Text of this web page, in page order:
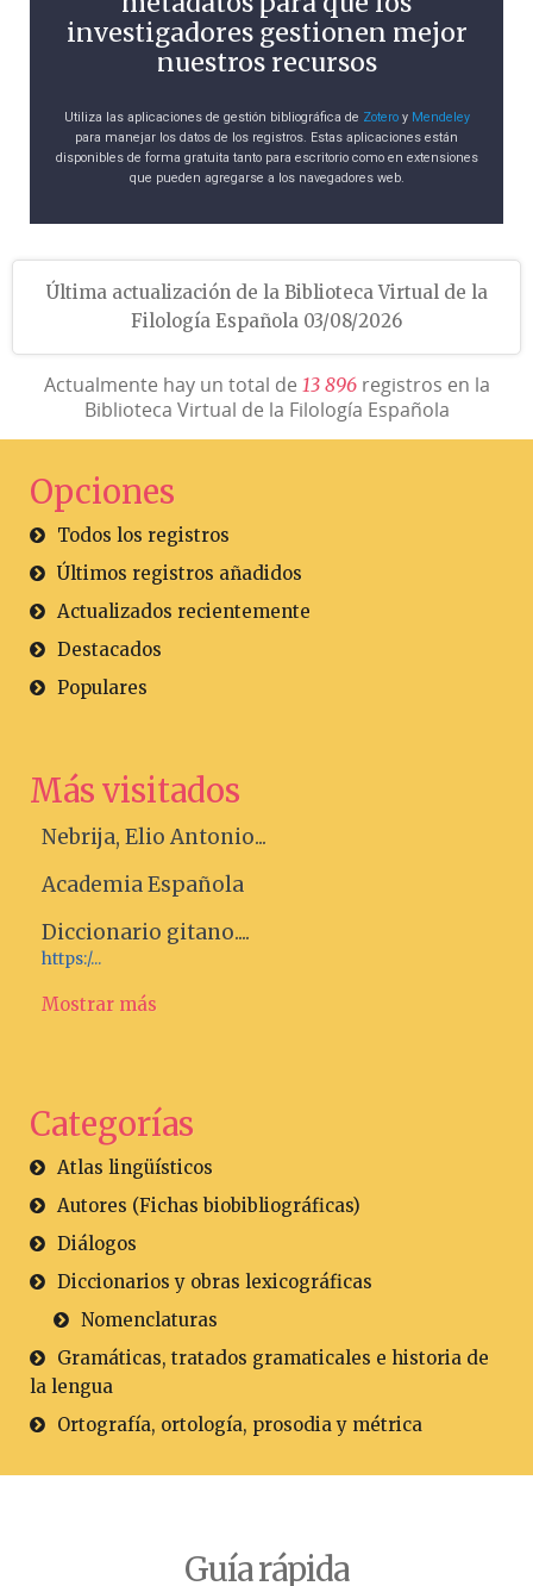
investigadores gestionen mejor
nuestros recursos
Utiliza las aplicaciones de gestión bibliográfica de Zoteroy Mendeley
para manejar los datos de los registros. Estas aplicaciones están
disponibles de forma gratuita tanto para escritorio como en extensiones
que pueden agregarse a los navegadores web.
Última actualización de la Biblioteca Virtual de la
Filología Española 03/08/2026
Actualmente hay un total de 13 896registros en la
Biblioteca Virtual de la Filología Española
Opciones
Todos los registros
Últimos registros añadidos
Actualizados recientemente
Destacados
Populares
Más visitados
Nebrija, Elio Antonio...
Academia Española
Diccionario gitano....
https:/...
Mostrar más
Categorías
Atlas lingüísticos
Autores (Fichas biobibliográficas)
Diálogos
Diccionarios y obras lexicográficas
Nomenclaturas
Gramáticas, tratados gramaticales e historia de
la lengua
Ortografía, ortología, prosodia y métrica
Guía rápida